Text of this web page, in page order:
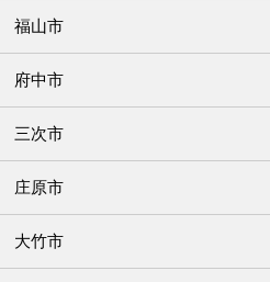
福山市
府中市
三次市
庄原市
大竹市